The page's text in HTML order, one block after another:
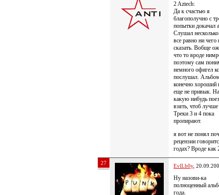
2 Aztech:
Да к счастью я
благополучно с
попытки докачал
Слушал
все равно ни чего
сказать. Вобще
что то вроде
поэтому сам
немного офигел
послушал.
конечно хороший
еще не привык.
какую нибудь
взять, чтоб лучше
Треки 3 и 4 пока
пропирают.
я вот не понял
рецензии
годах? Вроде как
27 EvlLb0y,
Ну назови-ка
полноценный
года.